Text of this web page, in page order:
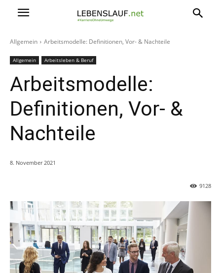
Allgemein Arbeitsmodelle: Definitionen, Vor- & Nachteile
Allgemein Arbeitsleben & Beruf
Arbeitsmodelle:
Definitionen, Vor- &
Nachteile
8. November 2021
9128